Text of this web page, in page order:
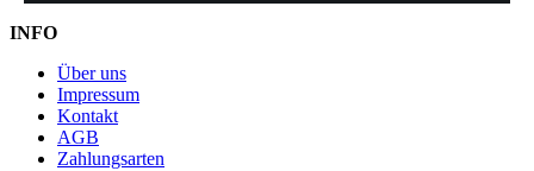
INFO
Über uns
Impressum
Kontakt
AGB
Zahlungsarten